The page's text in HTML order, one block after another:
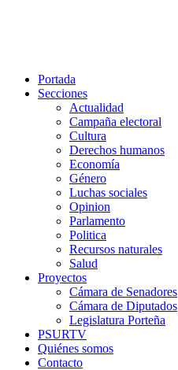
Portada
Secciones
Actualidad
Campaña electoral
Cultura
Derechos humanos
Economía
Género
Luchas sociales
Opinion
Parlamento
Politica
Recursos naturales
Salud
Proyectos
Cámara de Senadores
Cámara de Diputados
Legislatura Porteña
PSURTV
Quiénes somos
Contacto